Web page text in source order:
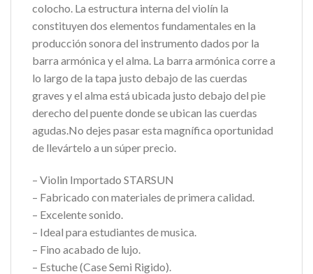
colocho. La estructura interna del violín la
constituyen dos elementos fundamentales en la
producción sonora del instrumento dados por la
barra armónica y el alma. La barra armónica corre a
lo largo de la tapa justo debajo de las cuerdas
graves y el alma está ubicada justo debajo del pie
derecho del puente donde se ubican las cuerdas
agudas.No dejes pasar esta magnífica oportunidad
de llevártelo a un súper precio.
– Violin Importado STARSUN
– Fabricado con materiales de primera calidad.
– Excelente sonido.
– Ideal para estudiantes de musica.
– Fino acabado de lujo.
– Estuche (Case Semi Rigido).